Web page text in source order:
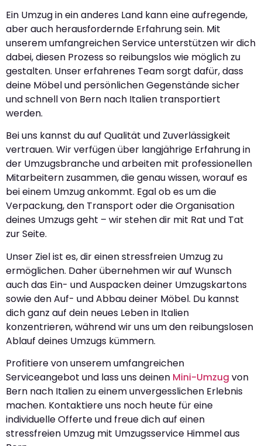
Ein Umzug in ein anderes Land kann eine aufregende,
aber auch herausfordernde Erfahrung sein. Mit
unserem umfangreichen Service unterstützen wir dich
dabei, diesen Prozess so reibungslos wie möglich zu
gestalten. Unser erfahrenes Team sorgt dafür, dass
deine Möbel und persönlichen Gegenstände sicher
und schnell von Bern nach Italien transportiert
werden.
Bei uns kannst du auf Qualität und Zuverlässigkeit
vertrauen. Wir verfügen über langjährige Erfahrung in
der Umzugsbranche und arbeiten mit professionellen
Mitarbeitern zusammen, die genau wissen, worauf es
bei einem Umzug ankommt. Egal ob es um die
Verpackung, den Transport oder die Organisation
deines Umzugs geht – wir stehen dir mit Rat und Tat
zur Seite.
Unser Ziel ist es, dir einen stressfreien Umzug zu
ermöglichen. Daher übernehmen wir auf Wunsch
auch das Ein- und Auspacken deiner Umzugskartons
sowie den Auf- und Abbau deiner Möbel. Du kannst
dich ganz auf dein neues Leben in Italien
konzentrieren, während wir uns um den reibungslosen
Ablauf deines Umzugs kümmern.
Profitiere von unserem umfangreichen
Serviceangebot und lass uns deinen Mini-Umzug von
Bern nach Italien zu einem unvergesslichen Erlebnis
machen. Kontaktiere uns noch heute für eine
individuelle Offerte und freue dich auf einen
stressfreien Umzug mit Umzugsservice Himmel aus